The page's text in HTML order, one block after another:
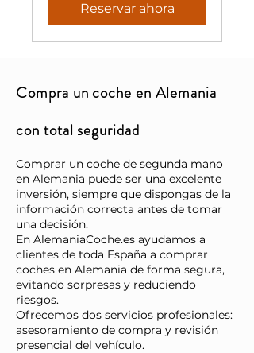
Reservar ahora
Compra un coche en Alemania
con total seguridad
Comprar un coche de segunda mano
en Alemania puede ser una excelente
inversión, siempre que dispongas de la
información correcta antes de tomar
una decisión.
En AlemaniaCoche.es ayudamos a
clientes de toda España a comprar
coches en Alemania de forma segura,
evitando sorpresas y reduciendo
riesgos.
Ofrecemos dos servicios profesionales:
asesoramiento de compra y revisión
presencial del vehículo.